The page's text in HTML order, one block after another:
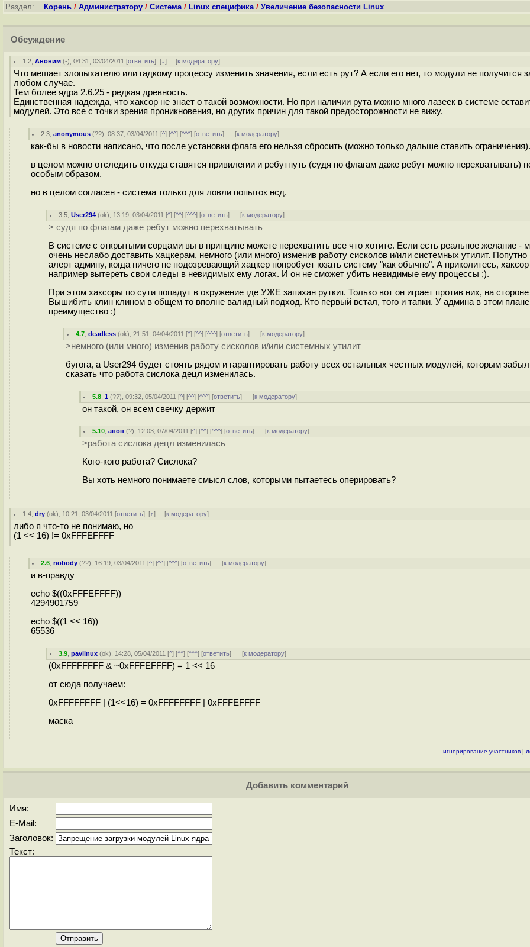
Раздел: Корень / Администратору / Система/ Linux специфика/ Увеличение безопасности Linux
Обсуждение
1.2 ,Аноним (-), 04:31, 03/04/2011 [ответить][↓] [к модератору]
Что мешает злопыхателю или гадкому процессу изменить значения, если есть рут? А если его нет, то модули не получится
любом случае.
Тем более ядра 2.6.25 - редкая древность.
Единственная надежда, что хаксор не знает о такой возможности. Но при наличии рута можно много лазеек в системе
модулей. Это все с точки зрения проникновения, но других причин для такой предосторожности не вижу.
2.3 ,anonymous (??), 08:37, 03/04/2011 [^] [^^] [^^^] [ответить] [к модератору]
как-бы в новости написано, что после установки флага его нельзя сбросить (можно только дальше ставить ограничения).
в целом можно отследить откуда ставятся привилегии и ребутнуть (судя по флагам даже ребут можно перехватывать)
особым образом.
но в целом согласен - система только для ловли попыток нсд.
3.5 ,User294 (ok), 13:19, 03/04/2011 [^] [^^] [^^^] [ответить] [к модератору]
> судя по флагам даже ребут можно перехватывать
В системе с открытыми сорцами вы в принципе можете перехватить все что хотите. Если есть реальное желание -
очень неслабо доставить хацкерам, немного (или много) изменив работу сисколов и/или системных утилит.
алерт админу, когда ничего не подозревающий хацкер попробует юзать систему "как обычно". А приколитесь,
например вытереть свои следы в невидимых ему логах. И он не сможет убить невидимые ему процессы ;).
При этом хаксоры по сути попадут в окружение где УЖЕ запихан руткит. Только вот он играет против них, на
Вышибить клин клином в общем то вполне валидный подход. Кто первый встал, того и тапки. У админа в этом плане
преимущество :)
4.7 ,deadless (ok), 21:51, 04/04/2011 [^] [^^] [^^^] [ответить] [к модератору]
>немного (или много) изменив работу сисколов и/или системных утилит
бугога, а User294 будет стоять рядом и гарантировать работу всех остальных честных модулей, которым
сказать что работа сислока децл изменилась.
5.8 ,1 (??), 09:32, 05/04/2011 [^] [^^] [^^^] [ответить] [к модератору]
он такой, он всем свечку держит
5.10 ,анон (?), 12:03, 07/04/2011 [^] [^^] [^^^] [ответить] [к модератору]
>работа сислока децл изменилась
Кого-кого работа? Сислока?
Вы хоть немного понимаете смысл слов, которыми пытаетесь оперировать?
1.4 ,dry (ok), 10:21, 03/04/2011 [ответить][↑] [к модератору]
либо я что-то не понимаю, но
(1 << 16) != 0xFFFEFFFF
2.6 ,nobody (??), 16:19, 03/04/2011 [^] [^^] [^^^] [ответить] [к модератору]
и в-правду
echo $((0xFFFEFFFF))
4294901759
echo $((1 << 16))
65536
3.9 ,pavlinux (ok), 14:28, 05/04/2011 [^] [^^] [^^^] [ответить] [к модератору]
(0xFFFFFFFF & ~0xFFFEFFFF) = 1 << 16
от сюда получаем:
0xFFFFFFFF | (1<<16) = 0xFFFFFFFF | 0xFFFEFFFF
маска
игнорирование участников |
Добавить комментарий
Имя:
E-Mail:
Заголовок:
Текст: